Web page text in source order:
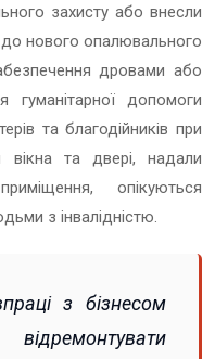
захисту або внесли
до нового опалювального
дровами або
гуманітарної допомоги
та благодійників при
та двері, надали
опікуються
з інвалідністю.
з бізнесом